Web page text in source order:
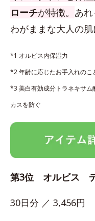
ローチが特徴。 あれ
わがままな大人の肌
*1 オルビス内保湿力
*2 年齢に応じたお手入れのこ
*3 美白有効成分トラネキサム
カスを防ぐ
第3位 オルビス
30日分 ／ 3,456円